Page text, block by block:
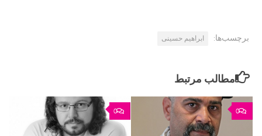
برچسب‌ها: ابراهیم حسینی
مطالب مرتبط
0 0